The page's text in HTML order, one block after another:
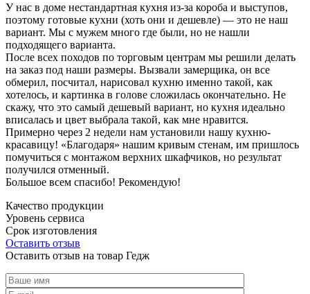
У нас в доме нестандартная кухня из-за короба и выступов,
поэтому готовые кухни (хоть они и дешевле) — это не наш
вариант. Мы с мужем много где были, но не нашли
подходящего варианта.
После всех походов по торговым центрам мы решили делать
на заказ под наши размеры. Вызвали замерщика, он все
обмерил, посчитал, нарисовал кухню именно такой, как
хотелось, и картинка в голове сложилась окончательно. Не
скажу, что это самый дешевый вариант, но кухня идеально
вписалась и цвет выбрала такой, как мне нравится.
Примерно через 2 недели нам установили нашу кухню-
красавицу! «Благодаря» нашим кривым стенам, им пришлось
помучиться с монтажом верхних шкафчиков, но результат
получился отменный.
Большое всем спасибо! Рекомендую!
Качество продукции
Уровень сервиса
Срок изготовления
Оставить отзыв
Оставить отзыв на товар Гедж